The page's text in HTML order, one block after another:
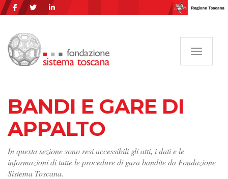
BANDI E GARE DI
APPALTO
In questa sezione sono resi accessibili gli atti, i dati e le
informazioni di tutte le procedure di gara bandite da Fondazione
Sistema Toscana.